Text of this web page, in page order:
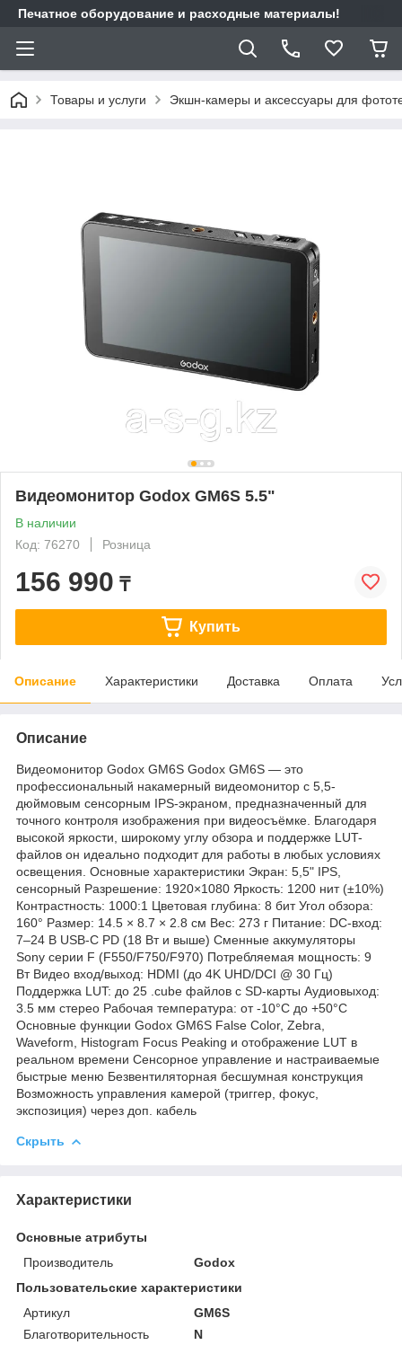
Печатное оборудование и расходные материалы!
Товары и услуги Экшн-камеры и аксессуары для
Видеомонитор Godox GM6S 5.5"
В наличии
Код: 76270
Розница
156 990 ₸
Купить
Описание Характеристики Доставка Оплата
Описание
Видеомонитор Godox GM6S Godox GM6S — это
профессиональный накамерный видеомонитор с 5,5-
дюймовым сенсорным IPS-экраном, предназначенный для
точного контроля изображения при видеосъёмке. Благодаря
высокой яркости, широкому углу обзора и поддержке LUT-
файлов он идеально подходит для работы в любых условиях
освещения. Основные характеристики Экран: 5,5" IPS,
сенсорный Разрешение: 1920×1080 Яркость: 1200 нит (±10%)
Контрастность: 1000:1 Цветовая глубина: 8 бит Угол обзора:
160° Размер: 14.5 × 8.7 × 2.8 см Вес: 273 г Питание: DC-вход:
7–24 В USB-C PD (18 Вт и выше) Сменные аккумуляторы
Sony серии F (F550/F750/F970) Потребляемая мощность: 9
Вт Видео вход/выход: HDMI (до 4K UHD/DCI @ 30 Гц)
Поддержка LUT: до 25 .cube файлов с SD-карты Аудиовыход:
3.5 мм стерео Рабочая температура: от -10°C до +50°C
Основные функции Godox GM6S False Color, Zebra,
Waveform, Histogram Focus Peaking и отображение LUT в
реальном времени Сенсорное управление и настраиваемые
быстрые меню Безвентиляторная бесшумная конструкция
Возможность управления камерой (триггер, фокус,
экспозиция) через доп. кабель
Скрыть
Характеристики
Основные атрибуты
Производитель
Godox
Пользовательские характеристики
Артикул
GM6S
Благотворительность
N